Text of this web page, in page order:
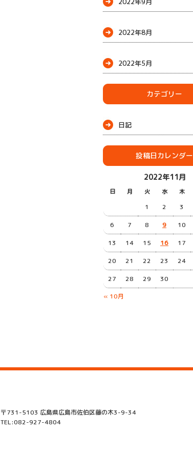
2022年8月
2022年5月
カテゴリー
日記
投稿日カレンダー
2022年11月
日 月 火 水 木
« 10月
1 2 3
6 7 8 9 10
13 14 15 16 17
20 21 22 23 24
27 28 29 30
〒731-5103 広島県広島市佐伯区藤の木3-9-34
TEL:082-927-4804